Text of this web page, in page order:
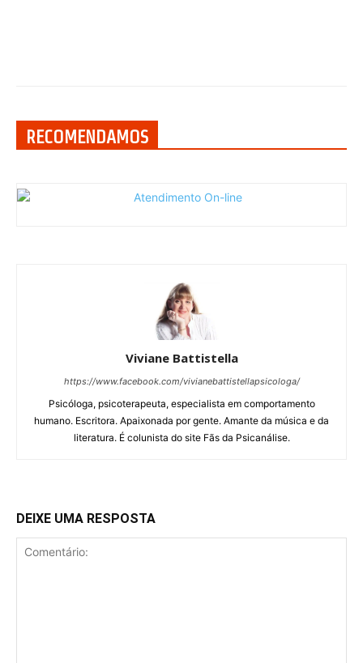
RECOMENDAMOS
Viviane Battistella
https://www.facebook.com/vivianebattistellapsicologa/
Psicóloga, psicoterapeuta, especialista em comportamento
humano. Escritora. Apaixonada por gente. Amante da música e da
literatura. É colunista do site Fãs da Psicanálise.
DEIXE UMA RESPOSTA